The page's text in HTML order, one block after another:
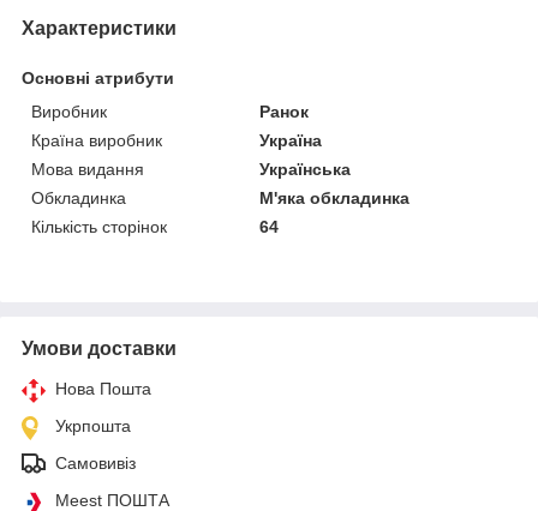
Характеристики
Основні атрибути
Виробник
Ранок
Країна виробник
Україна
Мова видання
Українська
Обкладинка
М'яка обкладинка
Кількість сторінок
64
Умови доставки
Нова Пошта
Укрпошта
Самовивіз
Meest ПОШТА